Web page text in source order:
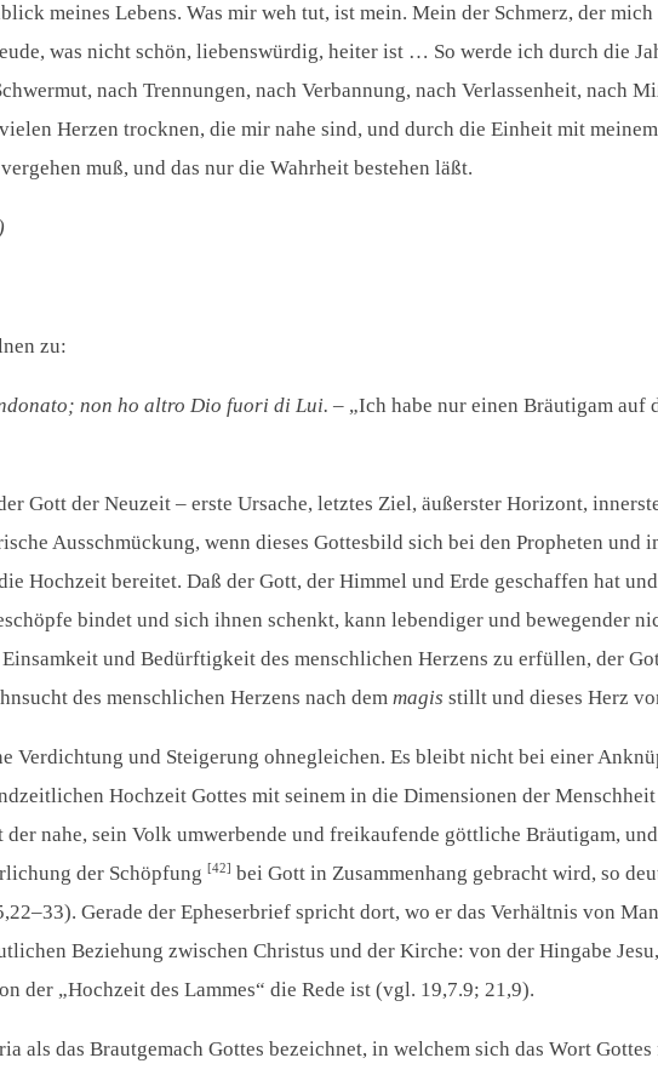
meines Lebens. Was mir weh tut, ist mein. Mein der Schmerz, der
was nicht schön, liebenswürdig, heiter ist … So werde ich durch die
nach Trennungen, nach Verbannung, nach Verlassenheit, nach
Herzen trocknen, die mir nahe sind, und durch die Einheit mit
muß, und das nur die Wahrheit bestehen läßt.
zu:
non ho altro Dio fuori di Lui. – „Ich habe nur einen Bräutigam auf
Gott der Neuzeit – erste Ursache, letztes Ziel, äußerster Horizont,
Ausschmückung, wenn dieses Gottesbild sich bei den Propheten und
Hochzeit bereitet. Daß der Gott, der Himmel und Erde geschaffen hat
bindet und sich ihnen schenkt, kann lebendiger und bewegender
und Bedürftigkeit des menschlichen Herzens zu erfüllen, der
des menschlichen Herzens nach demmagis stillt und dieses Herz
Verdichtung und Steigerung ohnegleichen. Es bleibt nicht bei einer
Hochzeit Gottes mit seinem in die Dimensionen der
der nahe, sein Volk umwerbende und freikaufende göttliche Bräutigam,
der Schöpfung[42] bei Gott in Zusammenhang gebracht wird, so
22–33). Gerade der Epheserbrief spricht dort, wo er das Verhältnis von
Beziehung zwischen Christus und der Kirche: von der Hingabe
der „Hochzeit des Lammes“ die Rede ist (vgl. 19,7.9; 21,9).
als das Brautgemach Gottes bezeichnet, in welchem sich das Wort